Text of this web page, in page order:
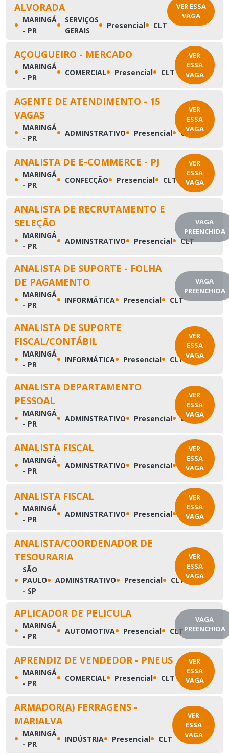
ALVORADA
• MARINGÁ
- PR
• SERVIÇOS
GERAIS
• Presencial• CLT
VER ESSA
VAGA
AÇOUGUEIRO - MERCADO
• MARINGÁ
- PR
• COMERCIAL• Presencial• CLT
VER
ESSA
VAGA
AGENTE DE ATENDIMENTO - 15
VAGAS
• MARINGÁ
- PR
• ADMINSTRATIVO• Presencial• CLT
VER
ESSA
VAGA
ANALISTA DE E-COMMERCE - PJ
• MARINGÁ
- PR
• CONFECÇÃO• Presencial• CLT
VER
ESSA
VAGA
ANALISTA DE RECRUTAMENTO E
SELEÇÃO
• MARINGÁ
- PR
• ADMINSTRATIVO• Presencial• CLT
VAGA
PREENCHIDA
ANALISTA DE SUPORTE - FOLHA
DE PAGAMENTO
• MARINGÁ
- PR
• INFORMÁTICA• Presencial• CLT
VAGA
PREENCHIDA
ANALISTA DE SUPORTE
FISCAL/CONTÁBIL
• MARINGÁ
- PR
• INFORMÁTICA• Presencial• CLT
VER
ESSA
VAGA
ANALISTA DEPARTAMENTO
PESSOAL
• MARINGÁ
- PR
• ADMINSTRATIVO• Presencial• CLT
VER
ESSA
VAGA
ANALISTA FISCAL
• MARINGÁ
- PR
• ADMINSTRATIVO• Presencial• CLT
VER
ESSA
VAGA
ANALISTA FISCAL
• MARINGÁ
- PR
• ADMINSTRATIVO• Presencial• CLT
VER
ESSA
VAGA
ANALISTA/COORDENADOR DE
TESOURARIA
•
SÃO
PAULO
- SP
• ADMINSTRATIVO• Presencial• CLT
VER
ESSA
VAGA
APLICADOR DE PELICULA
• MARINGÁ
- PR
• AUTOMOTIVA• Presencial• CLT
VAGA
PREENCHIDA
APRENDIZ DE VENDEDOR - PNEUS
• MARINGÁ
- PR
• COMERCIAL• Presencial• CLT
VER
ESSA
VAGA
ARMADOR(A) FERRAGENS -
MARIALVA
• MARINGÁ
- PR
• INDÚSTRIA• Presencial• CLT
VER
ESSA
VAGA